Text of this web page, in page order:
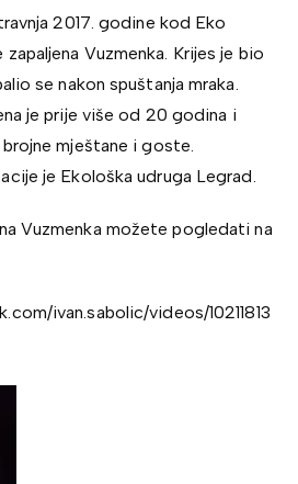
2017. godine kod Eko
Vuzmenka. Krijes je bio
se nakon spuštanja mraka.
je prije više od 20 godina i
mještane i goste.
je Ekološka udruga Legrad.
Vuzmenka možete pogledati na
ivan.sabolic/videos/10211813